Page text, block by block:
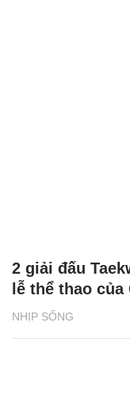
NHỊP SỐNG
2 giải đấu
lễ thể thao của